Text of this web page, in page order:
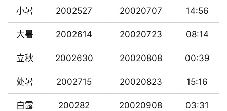
小暑 2002527 20020707 14:56
大暑 2002614 20020723 08:14
立秋 2002630 20020808 00:39
处暑 2002715 20020823 15:16
白露 200282 20020908 03:31